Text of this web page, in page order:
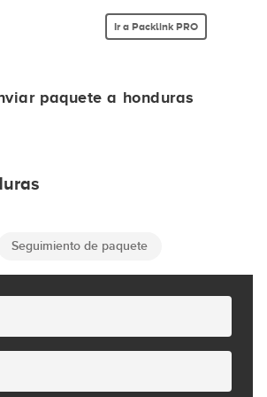
Ir a Packlink PRO
paquete a honduras
Seguimiento de paquete